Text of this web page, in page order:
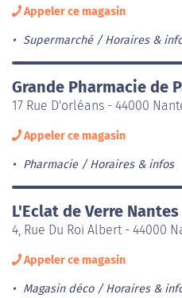
Appeler ce magasin
Supermarché Horaires &
Grande Pharmacie de
17 Rue D'orléans - 44000
Appeler ce magasin
Pharmacie Horaires & infos
L'Eclat de Verre Nantes
4, Rue Du Roi Albert - 44000
Appeler ce magasin
Magasin déco Horaires &